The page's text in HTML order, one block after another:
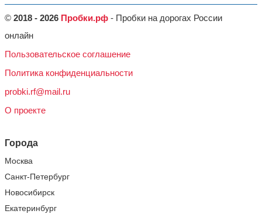
© 2018 - 2026 Пробки.рф - Пробки на дорогах России
онлайн
Пользовательское соглашение
Политика конфиденциальности
probki.rf@mail.ru
О проекте
Города
Москва
Санкт-Петербург
Новосибирск
Екатеринбург